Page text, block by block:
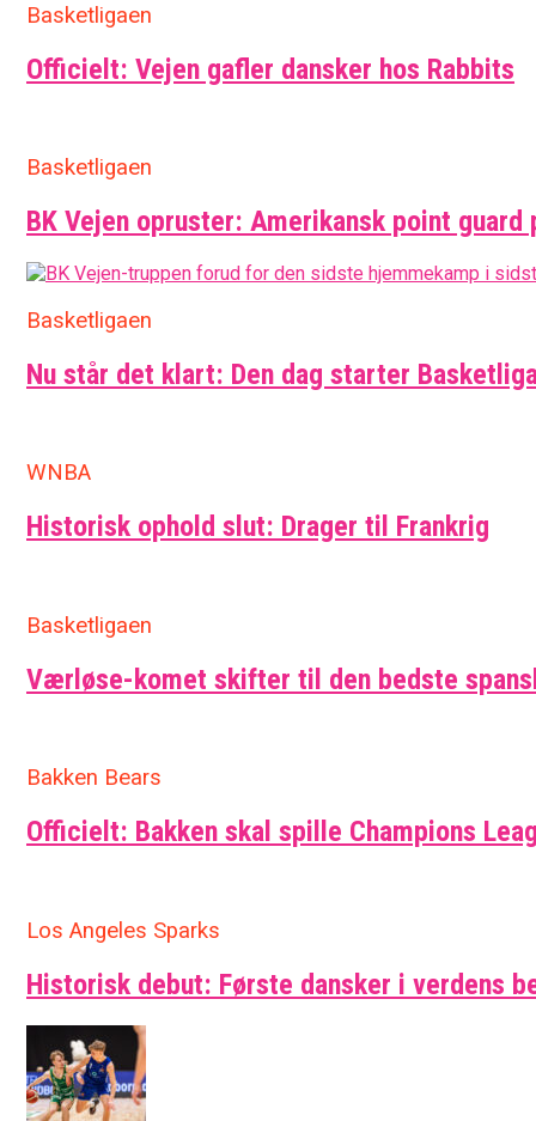
Basketligaen
Officielt: Vejen gafler dansker hos Rabbits
Basketligaen
BK Vejen opruster: Amerikansk point guard
Basketligaen
Nu står det klart: Den dag starter
WNBA
Historisk ophold slut: Drager til Frankrig
Basketligaen
Værløse-komet skifter til den bedste
Bakken Bears
Officielt: Bakken skal spille Champions
Los Angeles Sparks
Historisk debut: Første dansker i verdens